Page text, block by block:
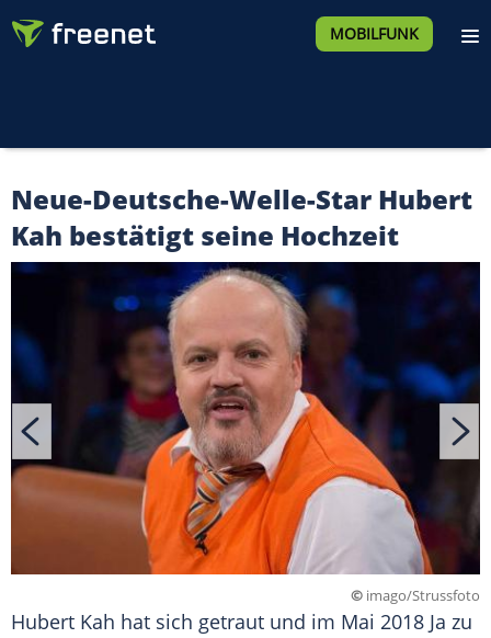
MOBILFUNK
Neue-Deutsche-Welle-Star Hubert
Kah bestätigt seine Hochzeit
© imago/Strussfoto
Hubert Kah hat sich getraut und im Mai 2018 Ja zu